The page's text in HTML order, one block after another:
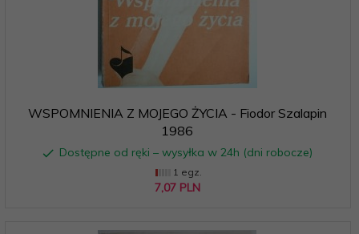
WSPOMNIENIA Z MOJEGO ŻYCIA - Fiodor Szalapin
1986
Dostępne od ręki – wysyłka w 24h (dni robocze)
1 egz.
7,07 PLN